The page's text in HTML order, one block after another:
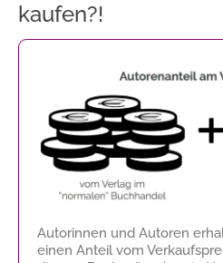
kaufen?!
Autorinnen und Autoren
einen Anteil vom